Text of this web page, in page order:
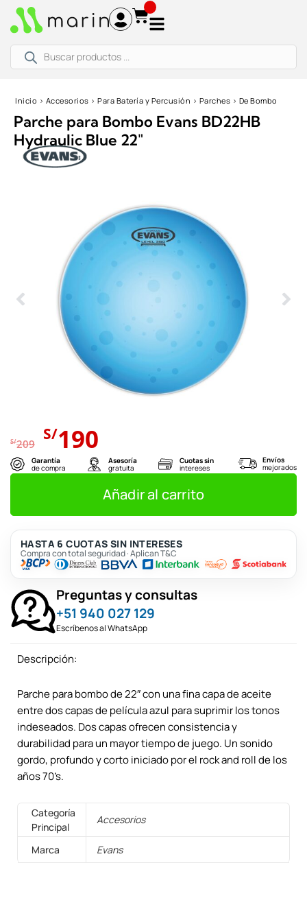
productos
Inicio › Accesorios › Para Batería y Percusión › Parches › De Bombo
Parche para Bombo Evans BD22HB
Hydraulic Blue 22″
S/209 El
precio
original
era:
S/209.
S/190 precio
actual
es:
S/190.
Garantía
de compra
Asesoría
gratuita
Cuotas sin
intereses
Envíos
mejorados
Añadir al carrito
HASTA 6 CUOTAS SIN INTERESES
Compra con total seguridad · Aplican T&C
Preguntas y consultas
+51 940 027 129
Escríbenos al WhatsApp
Descripción:
Parche para bombo de 22″ con una fina capa de aceite
entre dos capas de película azul para suprimir los tonos
indeseados. Dos capas ofrecen consistencia y
durabilidad para un mayor tiempo de juego. Un sonido
gordo, profundo y corto iniciado por el rock and roll de los
años 70’s.
Categoría
Principal
Accesorios
Marca Evans